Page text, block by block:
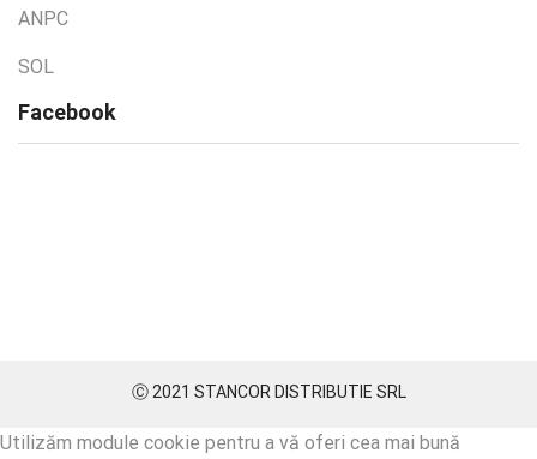
ANPC
SOL
Facebook
Ⓒ 2021 STANCOR DISTRIBUTIE SRL
Utilizăm module cookie pentru a vă oferi cea mai bună